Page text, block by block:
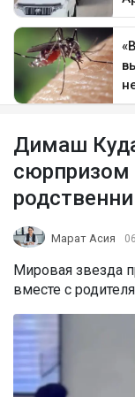
Димаш
сюрпризом
Марат Асия
Мировая звезда
вместе с